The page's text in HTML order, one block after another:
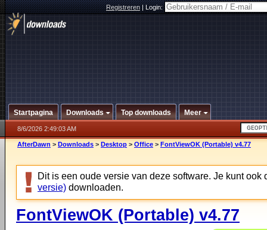
Registreren|Login:
Startpagina Downloads Top downloads Meer
8/6/2026 2:49:03 AM
AfterDawn > Downloads > Desktop > Office > FontViewOK (Portable) v4.77
Dit is een oude versie van deze software. Je kunt ook
versie) downloaden.
FontViewOK (Portable) v4.77